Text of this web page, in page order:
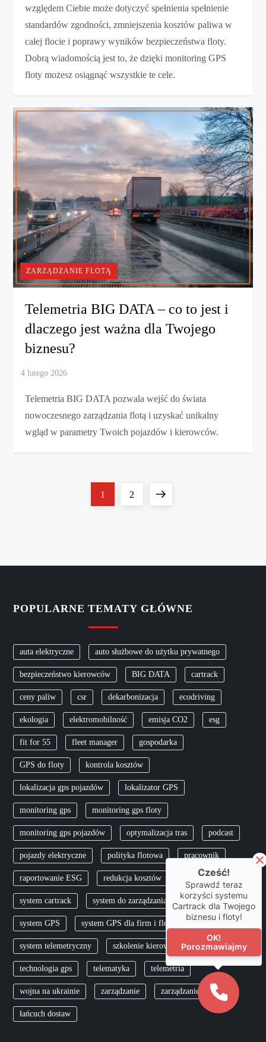
względem Ciebie może dotyczyć spełnienia spełnienie
standardów zgodności, zmniejszenia kosztów paliwa w
całej flocie i poprawy wyników bezpieczeństwa floty.
Dobrą wiadomością jest to, że dzięki monitoring GPS
floty możesz osiągnąć wszystkie te cele.
ZARZĄDZANIE FLOTĄ
Telemetria BIG DATA – co to jest i
dlaczego jest ważna dla Twojego
biznesu?
Telemetria BIG DATA pozwala wejść do świata
nowoczesnego zarządzania flotą i uzyskać unikalny
wgląd w parametry Twoich pojazdów i kierowców.
n
c
o
w
a
n
i
e
w
p
i
s
ó
w
Page
1 Page
2 Next
POPULARNE TEMATY GŁÓWNE
auta elektryczne auto służbowe do użytku prywatnego
bezpieczeństwo kierowców BIG DATA cartrack
ceny paliw csr dekarbonizacja ecodriving
ekologia elektromobilność emisja CO2 esg
fit for 55 fleet manager gospodarka
GPS do floty kontrola kosztów
lokalizacja gps pojazdów lokalizator GPS
monitoring gps monitoring gps floty
monitoring gps pojazdów optymalizacja tras podcast
pojazdy elektryczne polityka flotowa pracownik
raportowanie ESG redukcja kosztów
system cartrack system do zarządzania flotą
system GPS system GPS dla firm i flot
system telemetryczny szkolenie kierowców TCO
technologia gps telematyka telemetria
wojna na ukrainie zarządzanie zarządzanie flotą
łańcuch dostaw
Cześć!
Sprawdź teraz
korzyści systemu
Cartrack dla Twojego
biznesu i floty!
OK!
Porozmawiajmy